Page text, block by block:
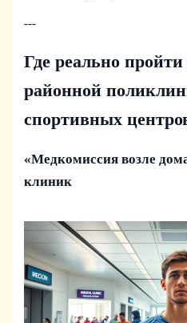
---
Где реально
районной
спортивных
«Медкомиссия возле
клиник